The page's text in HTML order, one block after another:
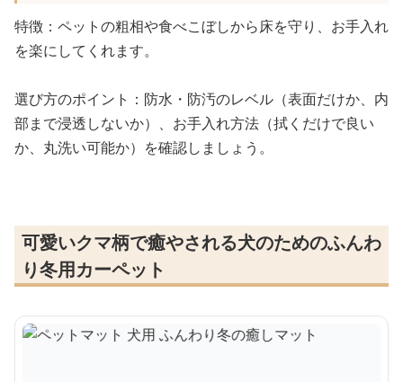
特徴：ペットの粗相や食べこぼしから床を守り、お手入れ
を楽にしてくれます。
選び方のポイント：防水・防汚のレベル（表面だけか、内
部まで浸透しないか）、お手入れ方法（拭くだけで良い
か、丸洗い可能か）を確認しましょう。
可愛いクマ柄で癒やされる犬のためのふんわ
り冬用カーペット